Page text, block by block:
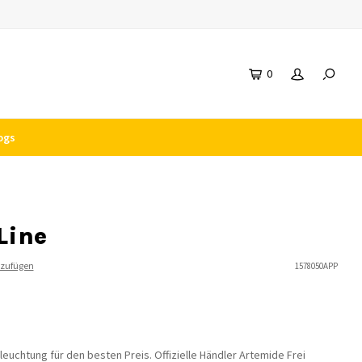
0
1578050APP
für den besten Preis. Offizielle Händler Artemide Frei